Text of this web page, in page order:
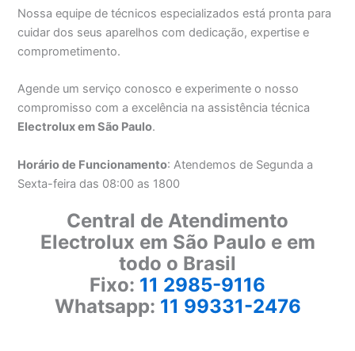
Nossa equipe de técnicos especializados está pronta para
cuidar dos seus aparelhos com dedicação, expertise e
comprometimento.
Agende um serviço conosco e experimente o nosso
compromisso com a excelência na assistência técnica
Electrolux em São Paulo.
Horário de Funcionamento: Atendemos de Segunda a
Sexta-feira das 08:00 as 1800
Central de Atendimento
Electrolux em São Paulo e em
todo o Brasil
Fixo: 11 2985-9116
Whatsapp: 11 99331-2476